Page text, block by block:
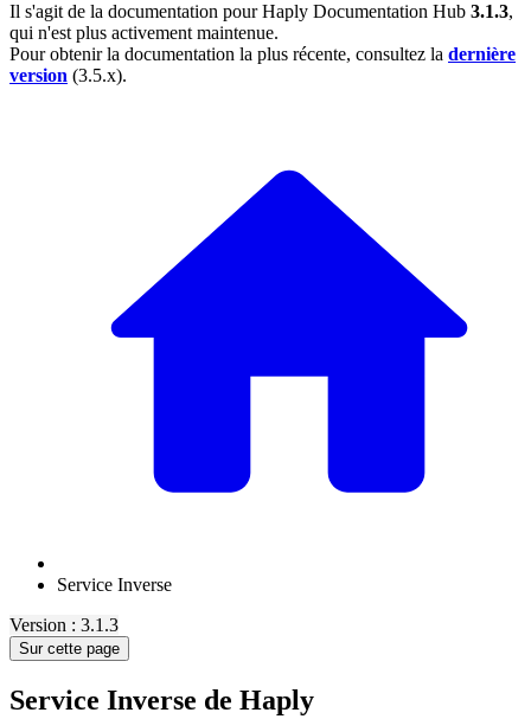
Il s'agit de la documentation pour Haply Documentation Hub 3.1.3,
qui n'est plus activement maintenue.
Pour obtenir la documentation la plus récente, consultez la dernière
version (3.5.x).
Service Inverse
Version : 3.1.3
Sur cette page
Service Inverse de Haply